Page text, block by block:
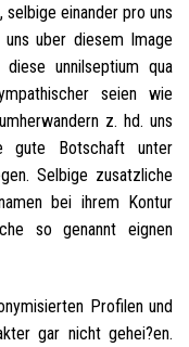
einander pro uns
uber diesem Image
unnilseptium qua
seien wie
z. hd. uns
gute Botschaft unter
Selbige zusatzliche
bei ihrem Kontur
so genannt eignen
Profilen und
gar nicht gehei?en.